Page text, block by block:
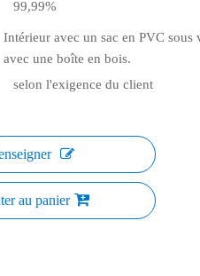
99,99%
Intérieur avec un sac en PVC
avec une boîte en bois.
selon l'exigence du client
au panier